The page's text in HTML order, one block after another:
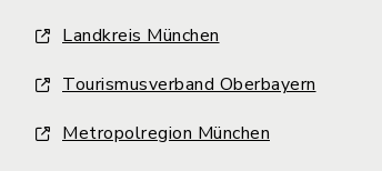
Landkreis München
Tourismusverband Oberbayern
Metropolregion München